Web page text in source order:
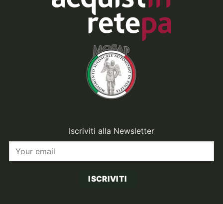
Iscriviti alla Newsletter
ISCRIVITI